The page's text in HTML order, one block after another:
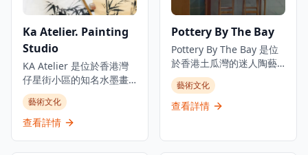
Ka Atelier. Painting
Studio
KA Atelier 是位於香港灣
仔星街小區的知名水墨畫
工作室，提供廣受歡迎的
水墨畫課程和獨特的創意
工作坊。工作室真正融合
藝術文化
查看詳情
Pottery By The Bay
Pottery By The Bay 是位
於香港土瓜灣的迷人陶藝
工作室，專注於手工製作
的陶瓷作品，展現出受海
岸主題啟發的獨特設計。
藝術文化
查看詳情